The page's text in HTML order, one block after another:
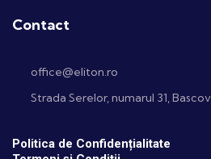
Contact
office@eliton.ro
Strada Serelor, numarul 31, Bascov
Politica de Confidențialitate